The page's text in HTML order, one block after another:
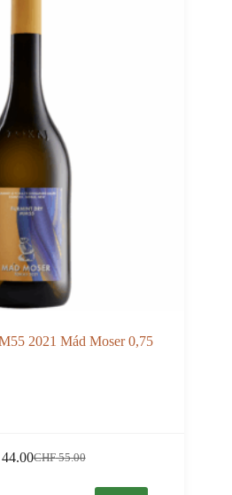
2021 Mád Moser 0,75
CHF55.00
Le
Le